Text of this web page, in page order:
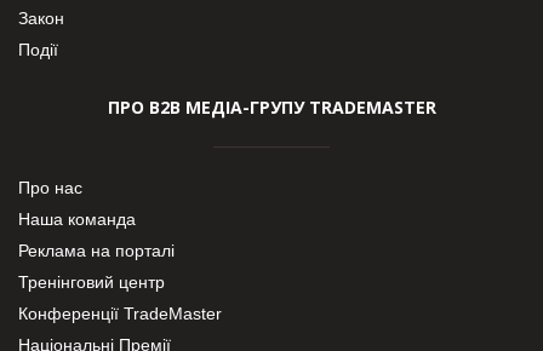
Закон
Події
ПРО В2В МЕДІА-ГРУПУ TRADEMASTER
Про нас
Наша команда
Реклама на порталі
Тренінговий центр
Конференції TradeMaster
Національні Премії